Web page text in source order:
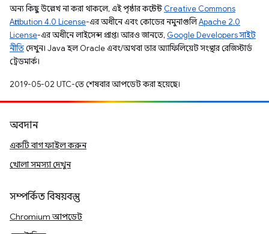
অন্য কিছু উল্লেখ না করা থাকলে, এই পৃষ্ঠার কন্টেন্ট Creative Commons
Attribution 4.0 License-এর অধীনে এবং কোডের নমুনাগুলিApache 2.0
License-এর অধীনে লাইসেন্স প্রাপ্ত। আরও জানতে, Google Developers সাইট
নীতিদেখুন। Java হল Oracle এবং/অথবা তার অ্যাফিলিয়েট সংস্থার রেজিস্টার্ড
ট্রেডমার্ক।
2019-05-02 UTC-তে শেষবার আপডেট করা হয়েছে।
অবদান
একটি বাগ ফাইল করুন
খোলা সমস্যা দেখুন
সম্পর্কিত বিষয়বস্তু
Chromium আপডেট